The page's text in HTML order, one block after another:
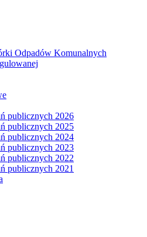
Odpadów Komunalnych
publicznych 2026
publicznych 2025
publicznych 2024
publicznych 2023
publicznych 2022
publicznych 2021